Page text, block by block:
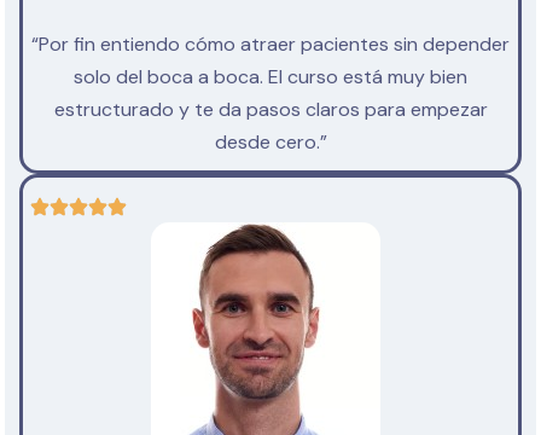
“Por fin entiendo cómo atraer pacientes sin depender
solo del boca a boca. El curso está muy bien
estructurado y te da pasos claros para empezar
desde cero.”